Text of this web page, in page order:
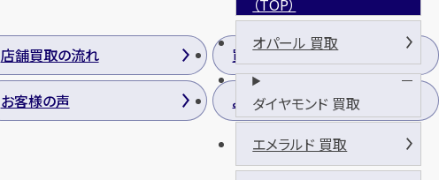
店舗買取の流れ 買取方法
お客様の声 よくあるご質問
（TOP）
オパール 買取
ダイヤモンド 買取
エメラルド 買取